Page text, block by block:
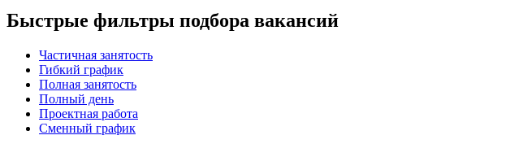
Быстрые фильтры подбора вакансий
Частичная занятость
Гибкий график
Полная занятость
Полный день
Проектная работа
Сменный график